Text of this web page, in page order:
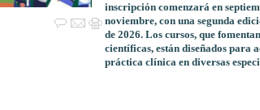
inscripción comenzará en
noviembre, con una segunda
de 2026. Los cursos, que
científicas, están diseñados
práctica clínica en diversas